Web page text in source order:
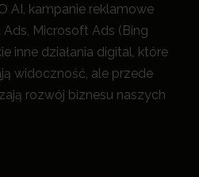
AI, kampanie reklamowe
Microsoft Ads (Bing
inne działania digital, które
widoczność, ale przede
rozwój biznesu naszych